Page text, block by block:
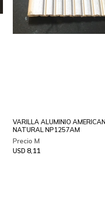
VARILLA ALUMINIO
NATURAL NP1257AM
USD 8,11